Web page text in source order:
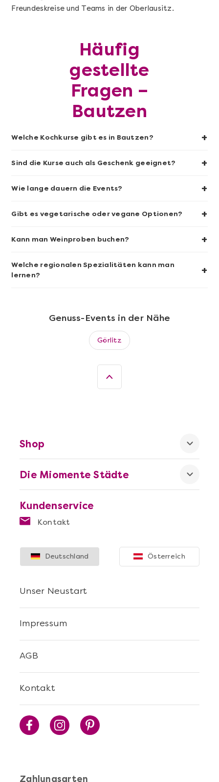
Geschenkbox 100€
Niveau
Sushi-Kochkurs@Home
Mehr anzeigen
Walking Dinner durch die
Neustadt
Freundeskreise und Teams in der Oberlausitz.
Häufig
gestellte
Fragen –
Bautzen
Welche Kochkurse gibt es in Bautzen? +
Sind die Kurse auch als Geschenk geeignet? +
Wie lange dauern die Events? +
Gibt es vegetarische oder vegane Optionen? +
Kann man Weinproben buchen? +
Welche regionalen Spezialitäten kann man
lernen?
+
Genuss-Events in der Nähe
Görlitz
Kundenservice
Kontakt
Die Miomente Städte
Shop
Zahlungsarten
Kontakt
AGB
Impressum
Unser Neustart
Deutschland Österreich